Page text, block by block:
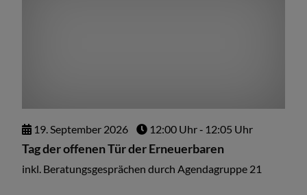
19.September 2026 12:00 Uhr‐ 12:05 Uhr
Tag der offenen Tür der Erneuerbaren
inkl. Beratungsgesprächen durch Agendagruppe 21